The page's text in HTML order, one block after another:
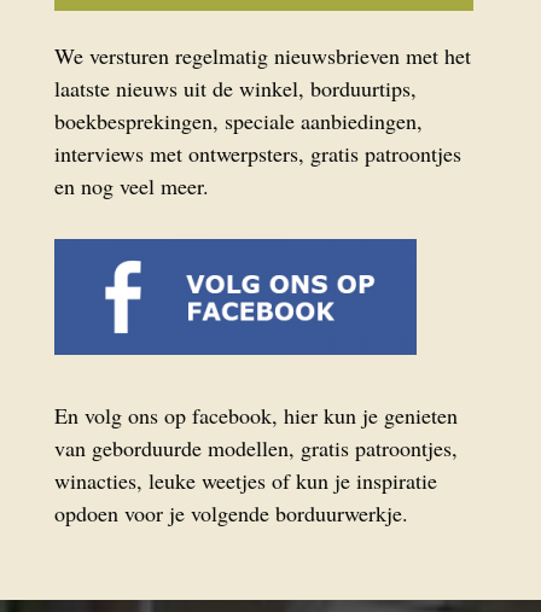
We versturen regelmatig nieuwsbrieven met het
laatste nieuws uit de winkel, borduurtips,
boekbesprekingen, speciale aanbiedingen,
interviews met ontwerpsters, gratis patroontjes
en nog veel meer.
En volg ons op facebook, hier kun je genieten
van geborduurde modellen, gratis patroontjes,
winacties, leuke weetjes of kun je inspiratie
opdoen voor je volgende borduurwerkje.